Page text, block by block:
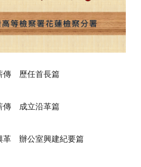
傳 歷任首長篇
傳 成立沿革篇
革 辦公室興建紀要篇